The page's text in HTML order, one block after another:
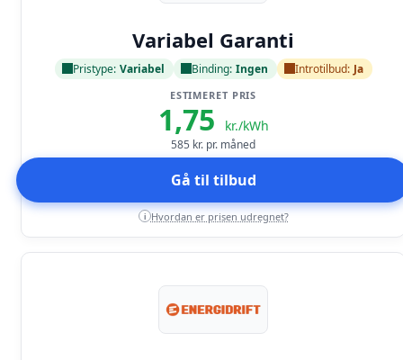
Variabel Garanti
Pristype: Variabel Binding: Ingen Introtilbud: Ja
ESTIMERET PRIS
1,75 kr./kWh
585 kr. pr. måned
Gå til tilbud
i Hvordan er prisen udregnet?